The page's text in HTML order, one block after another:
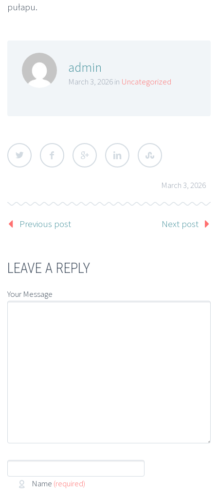
pułapu.
admin
March 3, 2026 in Uncategorized
March 3, 2026
Previous post Next post
LEAVE A REPLY
Your Message
Name (required)